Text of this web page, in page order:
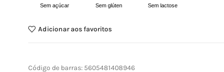
Sem açúcar Sem glúten Sem lactose
Adicionar aos favoritos
Código de barras: 5605481408946